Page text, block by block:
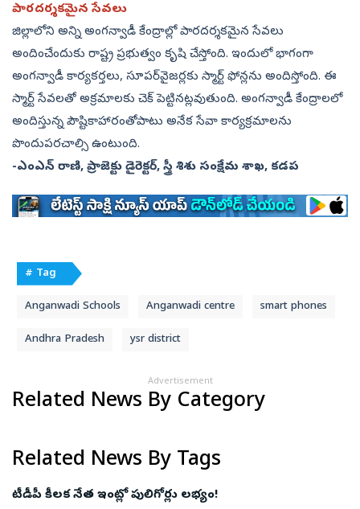
పారదర్శకమైన సేవలు
జిల్లాలోని అన్ని అంగన్వాడీ కేంద్రాల్లో పారదర్శకమైన సేవలు
అందించేందుకు రాష్ట్ర ప్రభుత్వం కృషి చేస్తోంది. ఇందులో భాగంగా
అంగన్వాడీ కార్యకర్తలు, సూపర్‌వైజర్లకు స్మార్ట్‌ ఫోన్లను అందిస్తోంది. ఈ
స్మార్ట్‌ సేవలతో అక్రమాలకు చెక్‌ పెట్టినట్లవుతుంది. అంగన్వాడీ కేంద్రాలలో
అందిస్తున్న పౌష్టికాహారంతోపాటు అనేక సేవా కార్యక్రమాలను
పొందుపరచాల్సి ఉంటుంది.
-ఎంఎన్‌ రాణి, ప్రాజెక్టు డైరెక్టర్, స్త్రీ శిశు సంక్షేమ శాఖ, కడప
# Tag
Anganwadi Schools Anganwadi centre smart phones
Andhra Pradesh ysr district
Advertisement
Related News By Category
Related News By Tags
టీడీపీ కీలక నేత ఇంట్లో పులిగోర్లు లభ్యం!